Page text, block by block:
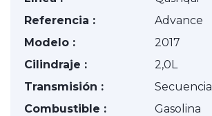
Referencia :
Advance
Modelo :
2017
Cilindraje :
2,0L
Transmisión :
Secuencial
Combustible :
Gasolina